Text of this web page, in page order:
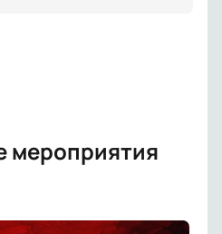
мероприятия